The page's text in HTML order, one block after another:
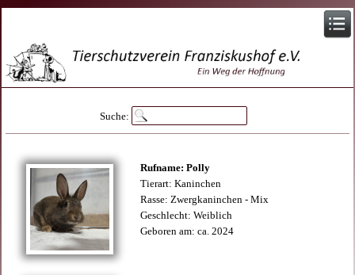
Suche:
Rufname: Polly
Tierart: Kaninchen
Rasse: Zwergkaninchen - Mix
Geschlecht: Weiblich
Geboren am: ca. 2024